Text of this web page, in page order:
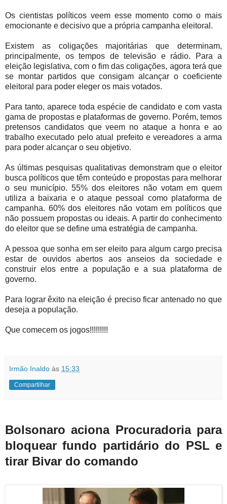
Os cientistas políticos veem esse momento como o mais
emocionante e decisivo que a própria campanha eleitoral.
Existem as coligações majoritárias que determinam,
principalmente, os tempos de televisão e rádio. Para a
eleição legislativa, com o fim das coligações, agora terá que
se montar partidos que consigam alcançar o coeficiente
eleitoral para poder eleger os mais votados.
Para tanto, aparece toda espécie de candidato e com vasta
gama de propostas e plataformas de governo. Porém, temos
pretensos candidatos que veem no ataque a honra e ao
trabalho executado pelo atual prefeito e vereadores a arma
para poder alcançar o seu objetivo.
As últimas pesquisas qualitativas demonstram que o eleitor
busca políticos que têm conteúdo e propostas para melhorar
o seu município. 55% dos eleitores não votam em quem
utiliza a baixaria e o ataque pessoal como plataforma de
campanha. 60% dos eleitores não votam em políticos que
não possuem propostas ou ideais. A partir do conhecimento
do eleitor que se define uma estratégia de campanha.
A pessoa que sonha em ser eleito para algum cargo precisa
estar de ouvidos abertos aos anseios da sociedade e
construir elos entre a população e a sua plataforma de
governo.
Para lograr êxito na eleição é preciso ficar antenado no que
deseja a população.
Que comecem os jogos!!!!!!!!!
Irmão Inaldo às 15:33
Compartilhar
Bolsonaro aciona Procuradoria para
bloquear fundo partidário do PSL e
tirar Bivar do comando